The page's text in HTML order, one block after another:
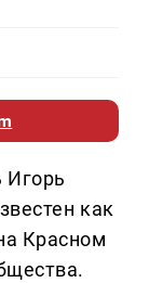
Игорь
как
Красном